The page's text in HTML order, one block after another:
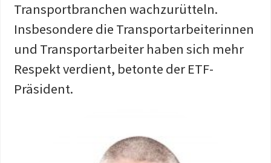
Transportbranchen wachzurütteln.
Insbesondere die Transportarbeiterinnen
und Transportarbeiter haben sich mehr
Respekt verdient, betonte der ETF-
Präsident.